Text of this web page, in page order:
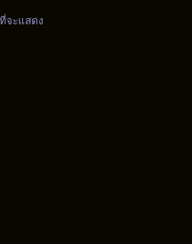
จะแสดง